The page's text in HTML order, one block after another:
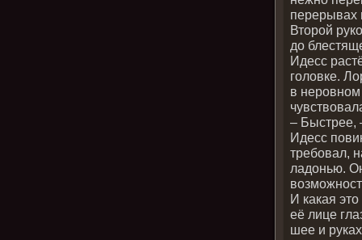
перерывах
Второй
до
Идесс
головке.
в
– Быстрее,
Идесс
требовал,
ладонью.
И какая
её лице
шее и